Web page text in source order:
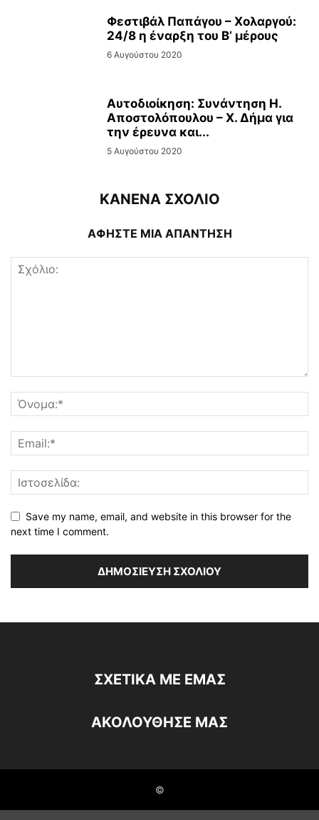
Φεστιβάλ Παπάγου – Χολαργού:
24/8 η έναρξη του Β’ μέρους
6 Αυγούστου 2020
Αυτοδιοίκηση: Συνάντηση Η.
Αποστολόπουλου – Χ. Δήμα για
την έρευνα και...
5 Αυγούστου 2020
ΚΑΝΕΝΑ ΣΧΟΛΙΟ
ΑΦΗΣΤΕ ΜΙΑ ΑΠΑΝΤΗΣΗ
Save my name, email, and website in this browser for the
next time I comment.
ΣΧΕΤΙΚΆ ΜΕ ΕΜΆΣ
ΑΚΟΛΟΥΘΗΣΕ ΜΑΣ
©